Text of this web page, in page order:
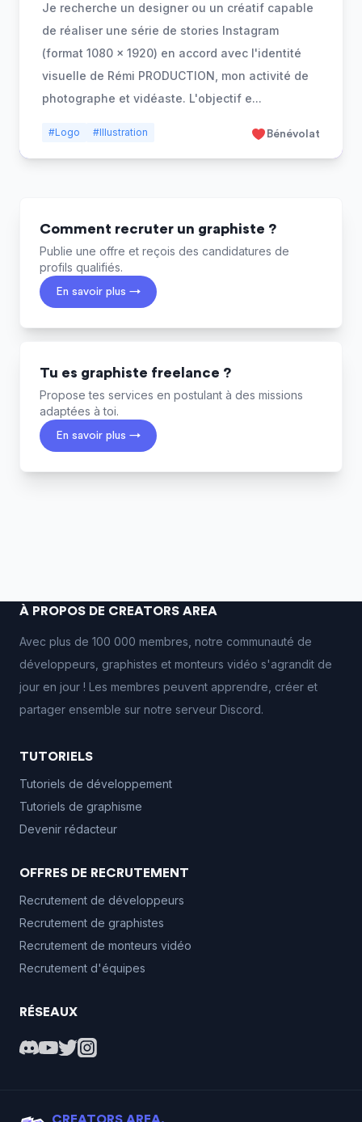
Je recherche un designer ou un créatif capable
de réaliser une série de stories Instagram
(format 1080 × 1920) en accord avec l'identité
visuelle de Rémi PRODUCTION, mon activité de
photographe et vidéaste. L'objectif e...
#Logo #Illustration Bénévolat
Comment recruter un graphiste ?
Publie une offre et reçois des candidatures de
profils qualifiés.
En savoir plus →
Tu es graphiste freelance ?
Propose tes services en postulant à des missions
adaptées à toi.
En savoir plus →
À PROPOS DE CREATORS AREA
Avec plus de 100 000 membres, notre communauté de
développeurs, graphistes et monteurs vidéo s'agrandit de
jour en jour ! Les membres peuvent apprendre, créer et
partager ensemble sur notre serveur Discord.
TUTORIELS
Tutoriels de développement
Tutoriels de graphisme
Devenir rédacteur
OFFRES DE RECRUTEMENT
Recrutement de développeurs
Recrutement de graphistes
Recrutement de monteurs vidéo
Recrutement d'équipes
RÉSEAUX